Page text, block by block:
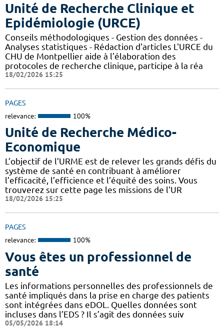
Unité de Recherche Clinique et
Epidémiologie (URCE)
Conseils méthodologiques - Gestion des données -
Analyses statistiques - Rédaction d'articles L'URCE du
CHU de Montpellier aide à l'élaboration des
protocoles de recherche clinique, participe à la réa
18/02/2026 15:25
PAGES
relevance: 100%
Unité de Recherche Médico-
Economique
L’objectif de l’URME est de relever les grands défis du
système de santé en contribuant à améliorer
l’efficacité, l’efficience et l’équité des soins. Vous
trouverez sur cette page les missions de l'UR
18/02/2026 15:25
PAGES
relevance: 100%
Vous êtes un professionnel de
santé
Les informations personnelles des professionnels de
santé impliqués dans la prise en charge des patients
sont intégrées dans eDOL. Quelles données sont
incluses dans l’EDS ? Il s’agit des données suiv
05/05/2026 18:14